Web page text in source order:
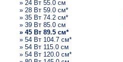
» 24 Вт 55.0 см
» 28 Вт 59.0 см*
» 35 Вт 74.2 см*
» 39 Вт 85.0 см
» 45 Вт 89.5 см*
» 54 Вт 104.7 см*
» 54 Вт 115.0 см
» 54 Вт 120.0 см*